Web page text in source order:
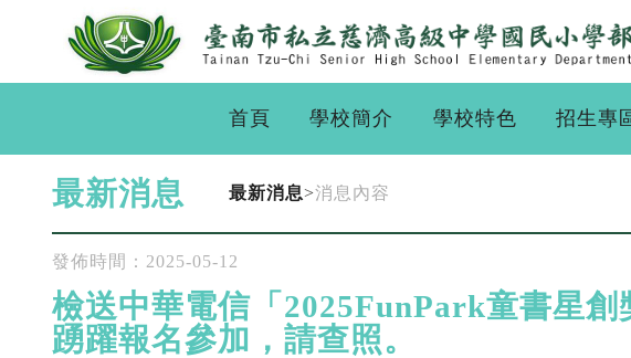
首頁 學校簡介 學校特色 招生專
最新消息 最新消息>消息內容
發佈時間：2025-05-12
檢送中華電信「2025FunPark童書星
踴躍報名參加，請查照。